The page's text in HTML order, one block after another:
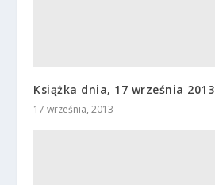
Książka dnia, 17 września 2013
17 września, 2013